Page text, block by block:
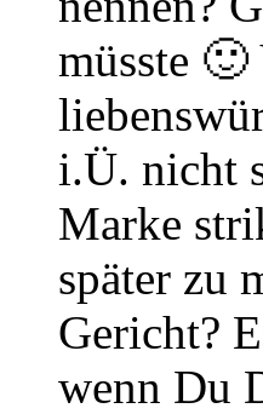
müsste
i.Ü. nicht
Marke
später zu
Gericht?
wenn Du